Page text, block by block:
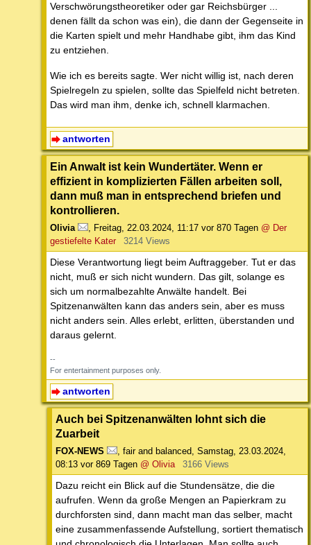
Verschwörungstheoretiker oder gar Reichsbürger ...
denen fällt da schon was ein), die dann der Gegenseite in
die Karten spielt und mehr Handhabe gibt, ihm das Kind
zu entziehen.
Wie ich es bereits sagte. Wer nicht willig ist, nach deren
Spielregeln zu spielen, sollte das Spielfeld nicht betreten.
Das wird man ihm, denke ich, schnell klarmachen.
antworten
Ein Anwalt ist kein Wundertäter. Wenn er
effizient in komplizierten Fällen arbeiten soll,
dann muß man in entsprechend briefen und
kontrollieren.
Olivia Freitag, 22.03.2024, 11:17 vor 870 Tagen @ Der
gestiefelte Kater
3214 Views
Diese Verantwortung liegt beim Auftraggeber. Tut er das
nicht, muß er sich nicht wundern. Das gilt, solange es
sich um normalbezahlte Anwälte handelt. Bei
Spitzenanwälten kann das anders sein, aber es muss
nicht anders sein. Alles erlebt, erlitten, überstanden und
daraus gelernt.
--
For entertainment purposes only.
antworten
Auch bei Spitzenanwälten lohnt sich die
Zuarbeit
FOX-NEWS fair and balanced Samstag, 23.03.2024,
08:13 vor 869 Tagen @ Olivia 3166 Views
Dazu reicht ein Blick auf die Stundensätze, die die
aufrufen. Wenn da große Mengen an Papierkram zu
durchforsten sind, dann macht man das selber, macht
eine zusammenfassende Aufstellung, sortiert thematisch